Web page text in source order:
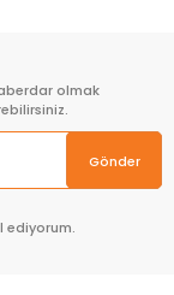
olmak
Gönder
ediyorum.